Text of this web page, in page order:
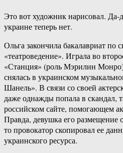
Это вот художник нарисовал. Да-
украине теперь нет.
Ольга закончила бакалавриат по
«театроведение». Играла во
«Станция» (роль Мэрилин
снялась в украинском
Шанель». В связи со своей
даже однажды попала в скандал,
российском сайте, помогающем
Правда, девушка его размещение
то провокатор скопировал ее
украинского ресурса.